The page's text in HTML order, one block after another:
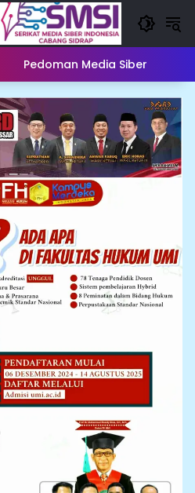
Pedoman Media Siber